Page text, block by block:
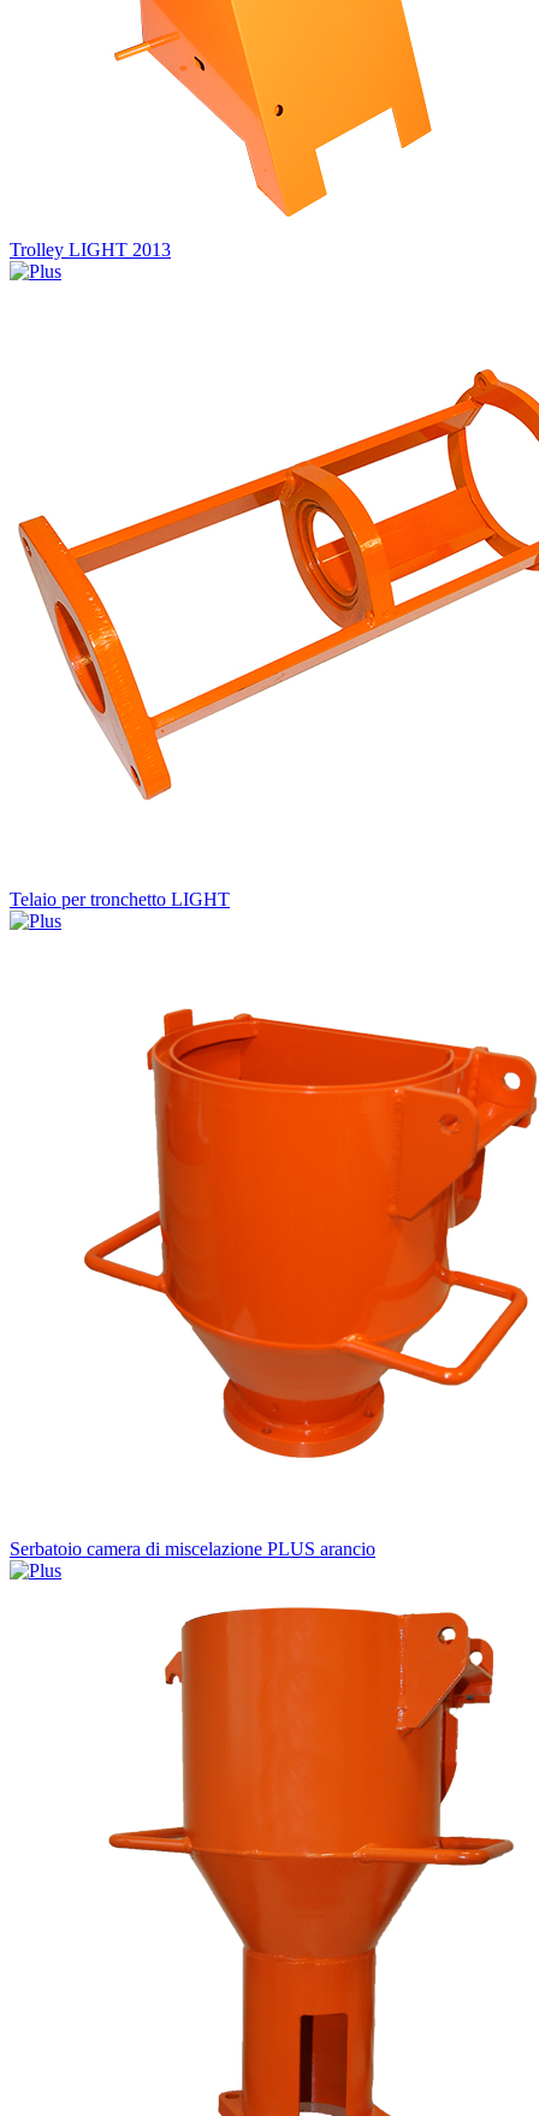
Trolley LIGHT 2013
Telaio per tronchetto LIGHT
Serbatoio camera di miscelazione PLUS arancio